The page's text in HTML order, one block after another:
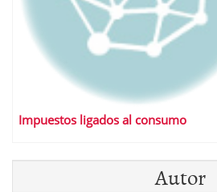
Impuestos ligados al consumo
Autor